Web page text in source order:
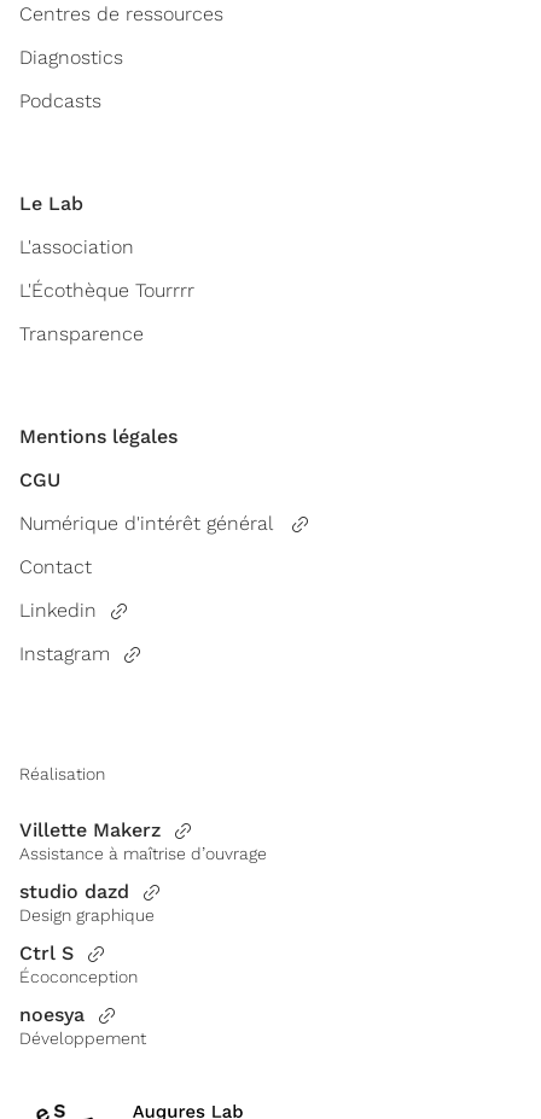
Centres de ressources
Diagnostics
Podcasts
Le Lab
L'association
L'Écothèque Tourrrr
Transparence
Mentions légales
CGU
Numérique d'intérêt général
Contact
Linkedin
Instagram
Réalisation
Villette Makerz
Assistance à maîtrise d’ouvrage
studio dazd
Design graphique
Ctrl S
Écoconception
noesya
Développement